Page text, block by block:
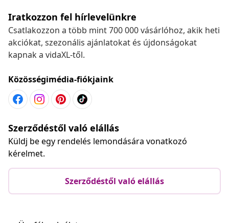
Iratkozzon fel hírlevelünkre
Csatlakozzon a több mint 700 000 vásárlóhoz, akik heti
akciókat, szezonális ajánlatokat és újdonságokat
kapnak a vidaXL-től.
Közösségimédia-fiókjaink
Szerződéstől való elállás
Küldj be egy rendelés lemondására vonatkozó
kérelmet.
Szerződéstől való elállás